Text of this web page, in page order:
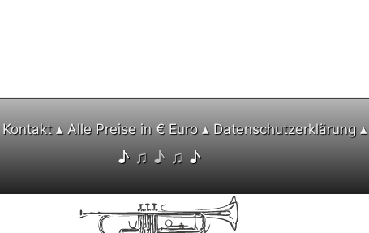
Kontakt▴ Alle Preise in € Euro ▴ Datenschutzerklärung▴
♪ ♫ ♪ ♫ ♪